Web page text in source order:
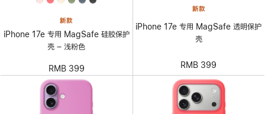
新款
iPhone 17e 专用 MagSafe 硅胶保护
壳 – 浅粉色
RMB 399
新款
iPhone 17e 专用 MagSafe 透明保护
壳
RMB 399